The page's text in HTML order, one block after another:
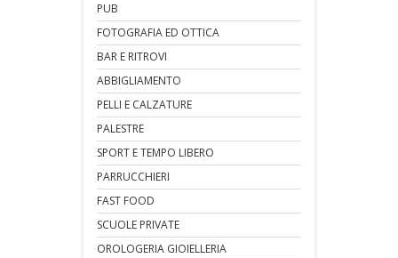
PUB
FOTOGRAFIA ED OTTICA
BAR E RITROVI
ABBIGLIAMENTO
PELLI E CALZATURE
PALESTRE
SPORT E TEMPO LIBERO
PARRUCCHIERI
FAST FOOD
SCUOLE PRIVATE
OROLOGERIA GIOIELLERIA